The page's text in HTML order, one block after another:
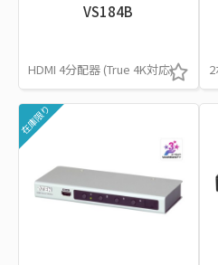
VS184B
HDMI 4分配器 (True 4K対応)
在庫限り